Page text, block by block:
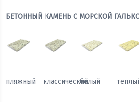
БЕТОННЫЙ КАМЕНЬ С МОРСКОЙ
пляжный классическийбелый